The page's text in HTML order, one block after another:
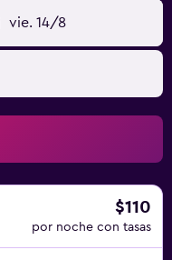
incluyen escritorio,
habitaciones también
tabla de planchar con
todos los días. Los
este hotel incluyen
las actividades
más abajo en las
(es posible que se
vie. 14/8
$110
por noche con tasas